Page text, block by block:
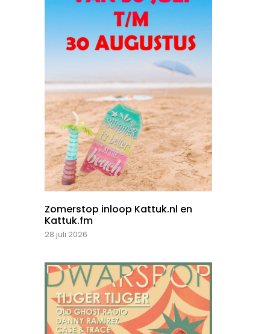
Zomerstop inloop Kattuk.nl en
Kattuk.fm
28 juli 2026